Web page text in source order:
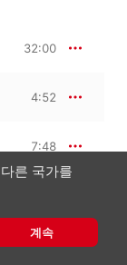
32:00
4:52
7:48
6:57
른 국가를
계속